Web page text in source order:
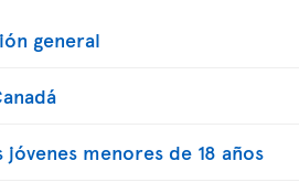
general
jóvenes menores de 18 años